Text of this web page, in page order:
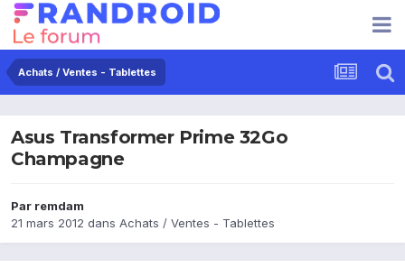
Achats / Ventes - Tablettes
Asus Transformer Prime 32Go
Champagne
Par remdam
21 mars 2012 dans Achats / Ventes - Tablettes